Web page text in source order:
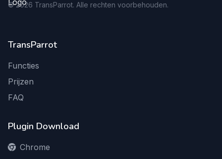
©2026 TransParrot. Alle rechten voorbehouden.
TransParrot
Functies
Prijzen
FAQ
Plugin Download
Chrome